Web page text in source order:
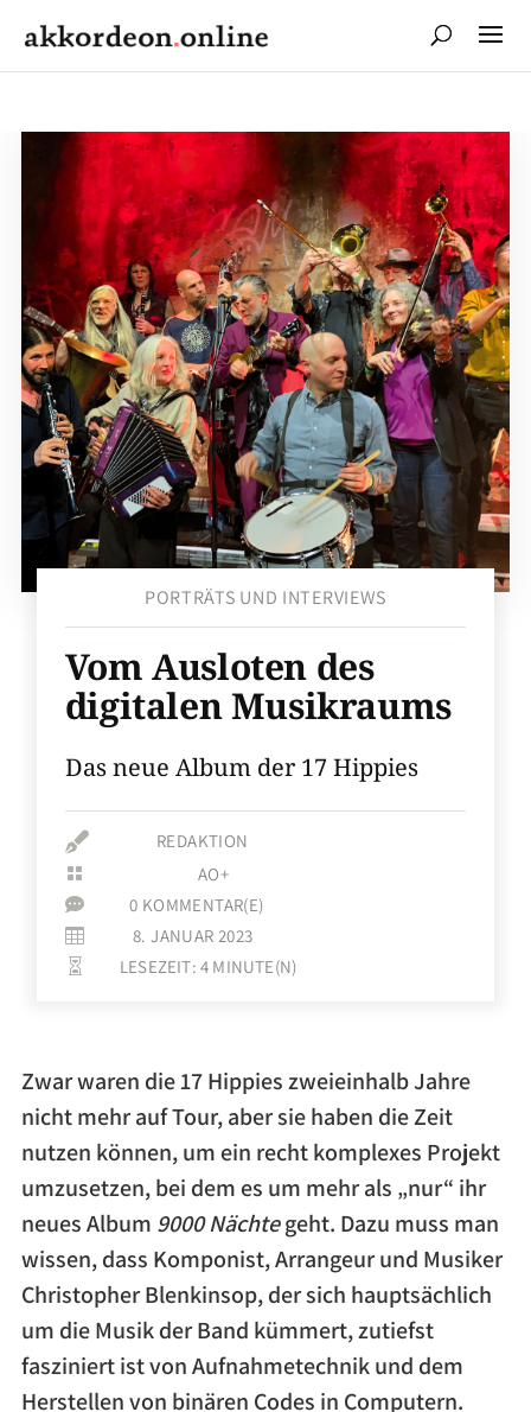
PORTRÄTS UND INTERVIEWS
Vom Ausloten des
digitalen Musikraums
Das neue Album der 17 Hippies
 REDAKTION
 AO+
 0 KOMMENTAR(E)
 8. JANUAR 2023
 LESEZEIT: 4 MINUTE(N)
Zwar waren die 17 Hippies zweieinhalb Jahre
nicht mehr auf Tour, aber sie haben die Zeit
nutzen können, um ein recht komplexes Projekt
umzusetzen, bei dem es um mehr als „nur“ ihr
neues Album 9000 Nächtegeht. Dazu muss man
wissen, dass Komponist, Arrangeur und Musiker
Christopher Blenkinsop, der sich hauptsächlich
um die Musik der Band kümmert, zutiefst
fasziniert ist von Aufnahmetechnik und dem
Herstellen von binären Codes in Computern.